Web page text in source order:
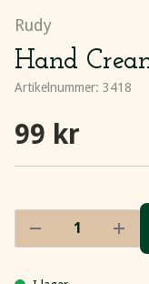
Rudy
Hand
Artikelnummer: 3418
99 kr